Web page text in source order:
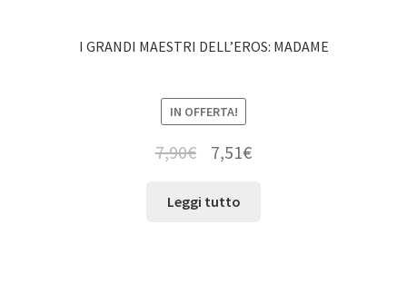
I GRANDI MAESTRI DELL’EROS: MADAME
IN OFFERTA!
7,90€ 7,51€
Leggi tutto